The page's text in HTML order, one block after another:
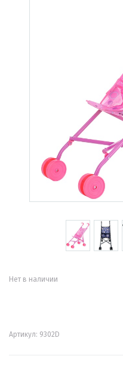
Нет в наличии
Артикул: 9302D